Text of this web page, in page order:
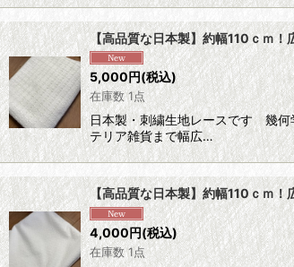
【高品質な日本製】約幅110ｃｍ
5,000円(税込)
在庫数 1点
日本製・刺繍生地レースです 幾何
テリア雑貨まで幅広…
【高品質な日本製】約幅110ｃ
4,000円(税込)
在庫数 1点